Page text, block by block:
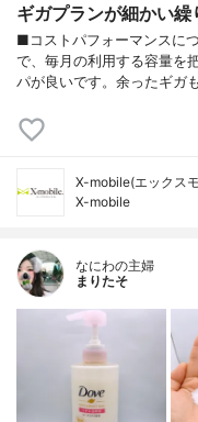
ギガプランが細かい
■コストパフォーマンスに
で、毎月の利用する容量を
パが良いです。余ったギガ
X-mobile(エックス
X-mobile
なにわの主婦
まりたそ